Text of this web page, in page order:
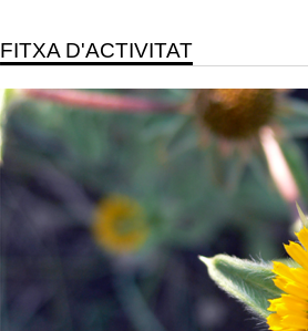
FITXA D'ACTIVITAT